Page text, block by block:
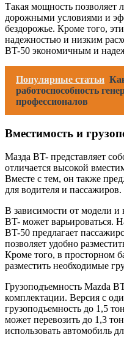
Такая мощность позволяет
дорожными условиями и
бездорожье. Кроме того,
надежностью и низким
BT-50 экономичным и
Популярные статьи
работоспособность
профессионалов
Вместимость и
Мазда BT- представляет
отличается высокой
Вместе с тем, он также
для водителя и пассажиров.
В зависимости от модели и
BT- может варьироваться.
BT-50 предлагает
позволяет удобно
Кроме того, в просторном
разместить необходимые
Грузоподъемность Mazda
комплектации. Версия с
грузоподъемность до 1,5
может перевозить до 1,3
использовать автомобиль